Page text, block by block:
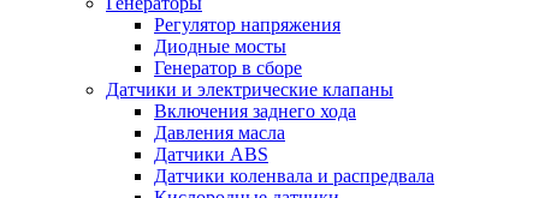
Регулятор напряжения
Диодные мосты
Генератор в сборе
Датчики и электрические клапаны
Включения заднего хода
Давления масла
Датчики ABS
Датчики коленвала и распредвала